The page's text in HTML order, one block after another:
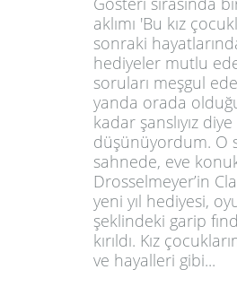
aklımı 'Bu kız
sonraki
hediyeler mutlu
soruları meşgul
yanda orada
kadar şanslıyız diye
düşünüyordum. O
sahnede, eve
Drosselmeyer’in
yeni yıl hediyesi,
şeklindeki garip
kırıldı. Kız
ve hayalleri gibi...